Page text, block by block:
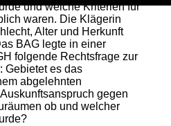
und welche Kriterien für
waren. Die Klägerin
Alter und Herkunft
BAG legte in einer
folgende Rechtsfrage zur
Gebietet es das
abgelehnten
gegen
ob und welcher